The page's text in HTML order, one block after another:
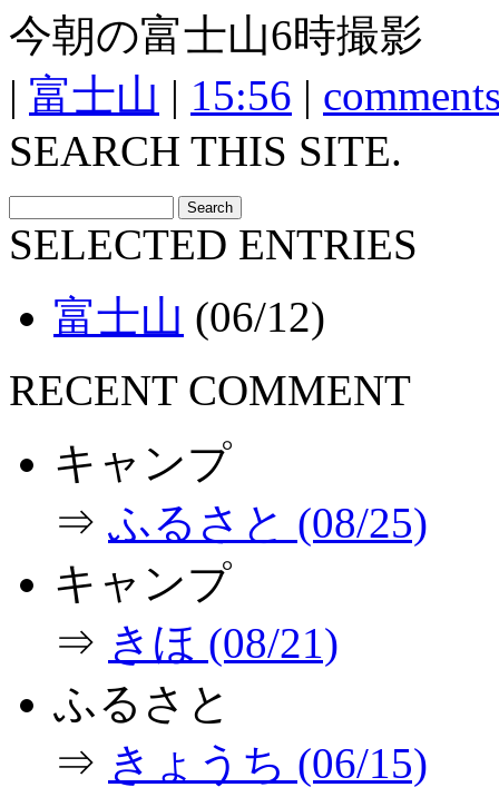
今朝の富士山6時撮影
| 富士山 | 15:56 |
SEARCH THIS SITE.
SELECTED ENTRIES
富士山 (06/12)
RECENT COMMENT
キャンプ
⇒ ふるさと (08/25)
キャンプ
⇒ きほ (08/21)
ふるさと
⇒ きょうち (06/15)